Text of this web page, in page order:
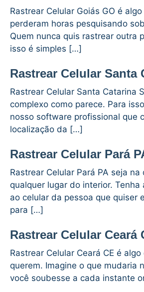
Rastrear Celular Goiás GO é
perderam horas pesquisando
Quem nunca quis rastrear outra
isso é simples […]
Rastrear Celular Santa
Rastrear Celular Santa Catarina
complexo como parece. Para
nosso software profissional que
localização da […]
Rastrear Celular Pará
Rastrear Celular Pará PA seja na
qualquer lugar do interior. Tenha
ao celular da pessoa que quiser
para […]
Rastrear Celular Ceará
Rastrear Celular Ceará CE é
querem. Imagine o que mudaria
você soubesse a cada instante